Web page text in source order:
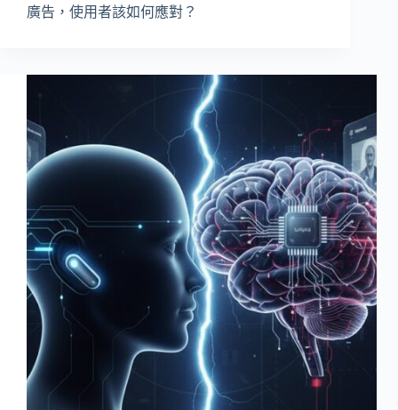
廣告，使用者該如何應對？